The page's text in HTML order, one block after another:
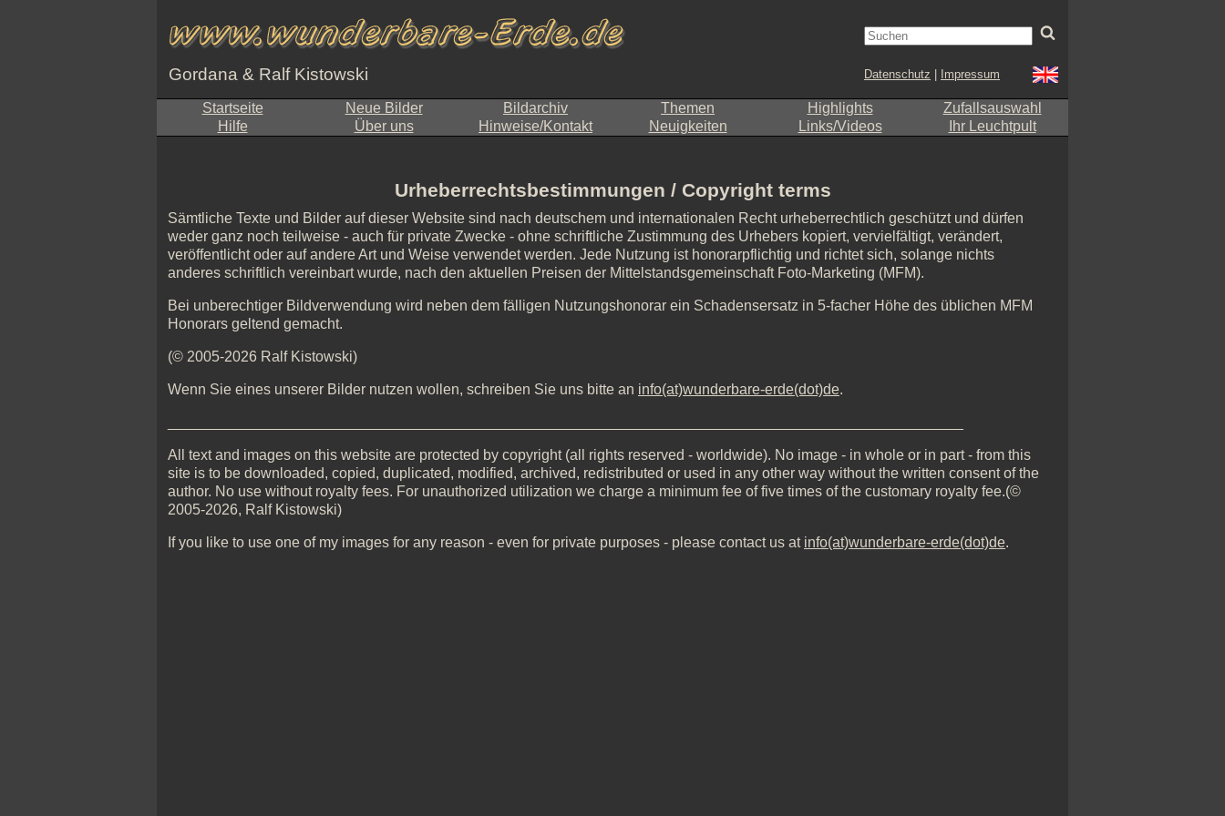
Gordana & Ralf Kistowski Datenschutz Impressum
Startseite Neue Bilder Bildarchiv Themen Highlights
Zufallsauswahl
Hilfe
Über uns Hinweise/Kontakt Neuigkeiten Links/Videos Ihr Leuchtpult
Urheberrechtsbestimmungen / Copyright terms
Sämtliche Texte und Bilder auf dieser Website sind nach deutschem und internationalen Recht urheberrechtlich geschützt und dürfen
weder ganz noch teilweise - auch für private Zwecke - ohne schriftliche Zustimmung des Urhebers kopiert, vervielfältigt, verändert,
veröffentlicht oder auf andere Art und Weise verwendet werden. Jede Nutzung ist honorarpflichtig und richtet sich, solange nichts
anderes schriftlich vereinbart wurde, nach den aktuellen Preisen der Mittelstandsgemeinschaft Foto-Marketing (MFM).
Bei unberechtiger Bildverwendung wird neben dem fälligen Nutzungshonorar ein Schadensersatz in 5-facher Höhe des üblichen MFM
Honorars geltend gemacht.
(© 2005-2026 Ralf Kistowski)
Wenn Sie eines unserer Bilder nutzen wollen, schreiben Sie uns bitte an info(at)wunderbare-erde(dot)de.
All text and images on this website are protected by copyright (all rights reserved - worldwide). No image - in whole or in part - from this
site is to be downloaded, copied, duplicated, modified, archived, redistributed or used in any other way without the written consent of the
author. No use without royalty fees. For unauthorized utilization we charge a minimum fee of five times of the customary royalty fee.(©
2005-2026, Ralf Kistowski)
If you like to use one of my images for any reason - even for private purposes - please contact us at info(at)wunderbare-erde(dot)de.